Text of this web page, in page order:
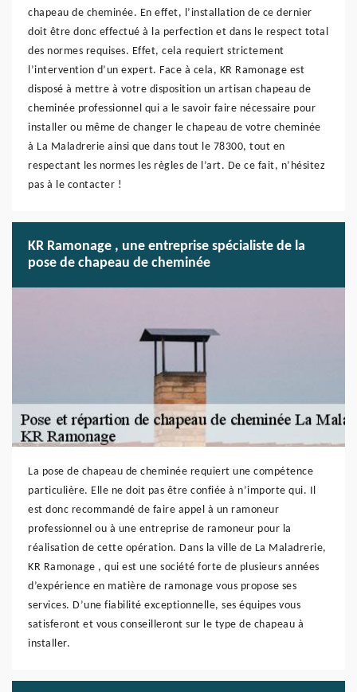
chapeau de cheminée. En effet, l’installation de ce dernier
doit être donc effectué à la perfection et dans le respect total
des normes requises. Effet, cela requiert strictement
l’intervention d’un expert. Face à cela, KR Ramonage est
disposé à mettre à votre disposition un artisan chapeau de
cheminée professionnel qui a le savoir faire nécessaire pour
installer ou même de changer le chapeau de votre cheminée
à La Maladrerie ainsi que dans tout le 78300, tout en
respectant les normes les règles de l’art. De ce fait, n’hésitez
pas à le contacter !
KR Ramonage , une entreprise spécialiste de la
pose de chapeau de cheminée
La pose de chapeau de cheminée requiert une compétence
particulière. Elle ne doit pas être confiée à n’importe qui. Il
est donc recommandé de faire appel à un ramoneur
professionnel ou à une entreprise de ramoneur pour la
réalisation de cette opération. Dans la ville de La Maladrerie,
KR Ramonage , qui est une société forte de plusieurs années
d’expérience en matière de ramonage vous propose ses
services. D’une fiabilité exceptionnelle, ses équipes vous
satisferont et vous conseilleront sur le type de chapeau à
installer.